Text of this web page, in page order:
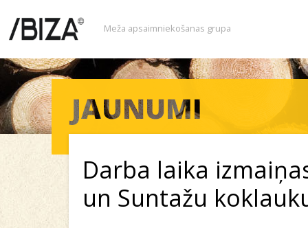
Meža apsaimniekošanas grupa
Darba laika
un Suntažu